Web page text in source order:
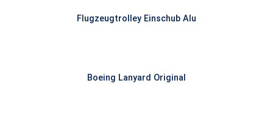
Flugzeugtrolley Einschub Alu
Boeing Lanyard Original